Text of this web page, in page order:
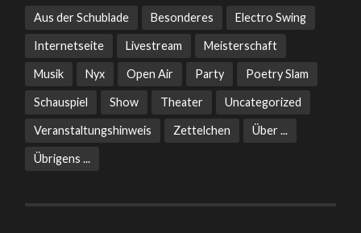
Aus der Schublade Besonderes Electro Swing
Internetseite Livestream Meisterschaft
Musik Nyx Open Air Party Poetry Slam
Schauspiel Show Theater Uncategorized
Veranstaltungshinweis Zettelchen Über ...
Übrigens ...